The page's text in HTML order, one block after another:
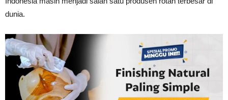
&
dunia.